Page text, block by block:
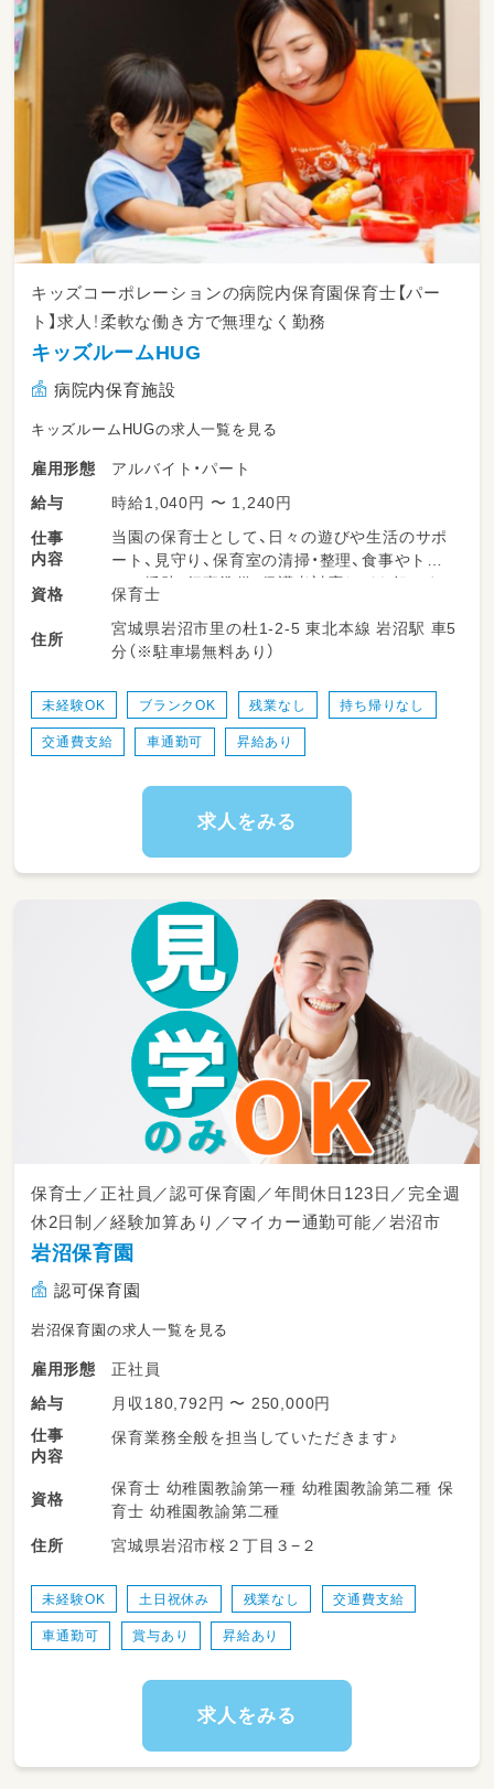
キッズコーポレーションの病院内保育園保育士【パー
ト】求人！柔軟な働き方で無理なく勤務
キッズルームHUG
病院内保育施設
キッズルームHUGの求人一覧を見る
雇用形態
アルバイト・パート
給与
時給1,040円 〜 1,240円
仕事
内容
当園の保育士として、日々の遊びや生活のサポ
ート、見守り、保育室の清掃・整理、食事やトイ
レの援助、行事準備、保護者対応などを担いま
す。柔軟な保育環境の中で、子どもたち一人ひ
とりにしっかり向き合える時間が多くありま
す。勤務日数や時間は相談可能で、ライフスタ
資格 保育士
住所
宮城県岩沼市里の杜1-2-5 東北本線 岩沼駅 車5
分（※駐車場無料あり）
未経験OK ブランクOK 残業なし 持ち帰りなし
交通費支給 車通勤可 昇給あり
求人をみる
保育士／正社員／認可保育園／年間休日123日／完全週
休2日制／経験加算あり／マイカー通勤可能／岩沼市
岩沼保育園
認可保育園
岩沼保育園の求人一覧を見る
雇用形態
正社員
給与
月収180,792円 〜 250,000円
仕事
内容
保育業務全般を担当していただきます♪
資格
保育士 幼稚園教諭第一種 幼稚園教諭第二種 保
育士 幼稚園教諭第二種
住所
宮城県岩沼市桜２丁目３−２
未経験OK 土日祝休み 残業なし 交通費支給
車通勤可 賞与あり 昇給あり
求人をみる